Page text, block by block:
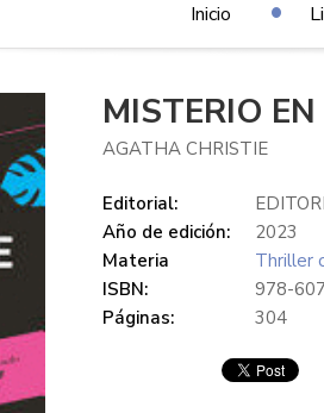
Inicio
MISTERIO
AGATHA CHRISTIE
Editorial:
Año de edición:
2023
Materia
Thriller
ISBN:
978-
Páginas:
304